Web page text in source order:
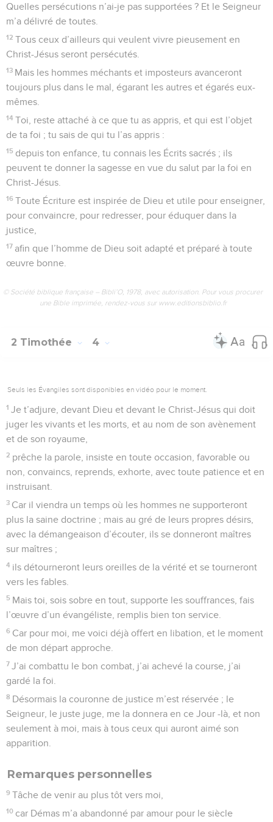
Quelles persécutions n’ai-je pas supportées ? Et le Seigneur
m’a délivré de toutes.
12 Tous ceux d’ailleurs qui veulent vivre pieusement en
Christ-Jésus seront persécutés.
13 Mais les hommes méchants et imposteurs avanceront
toujours plus dans le mal, égarant les autres et égarés eux-
mêmes.
14 Toi, reste attaché à ce que tu as appris, et qui est l’objet
de ta foi ; tu sais de qui tu l’as appris :
15 depuis ton enfance, tu connais les Écrits sacrés ; ils
peuvent te donner la sagesse en vue du salut par la foi en
Christ-Jésus.
16 Toute Écriture est inspirée de Dieu et utile pour enseigner,
pour convaincre, pour redresser, pour éduquer dans la
justice,
17 afin que l’homme de Dieu soit adapté et préparé à toute
œuvre bonne.
© Société biblique française – Bibli’O, 1978, avec autorisation. Pour vous procurer
une Bible imprimée, rendez-vous sur www.editionsbiblio.fr
2 Timothée 4
Seuls les Évangiles sont disponibles en vidéo pour le moment.
1 Je t’adjure, devant Dieu et devant le Christ-Jésus qui doit
juger les vivants et les morts, et au nom de son avènement
et de son royaume,
2 prêche la parole, insiste en toute occasion, favorable ou
non, convaincs, reprends, exhorte, avec toute patience et en
instruisant.
3 Car il viendra un temps où les hommes ne supporteront
plus la saine doctrine ; mais au gré de leurs propres désirs,
avec la démangeaison d’écouter, ils se donneront maîtres
sur maîtres ;
4 ils détourneront leurs oreilles de la vérité et se tourneront
vers les fables.
5 Mais toi, sois sobre en tout, supporte les souffrances, fais
l’œuvre d’un évangéliste, remplis bien ton service.
6 Car pour moi, me voici déjà offert en libation, et le moment
de mon départ approche.
7 J’ai combattu le bon combat, j’ai achevé la course, j’ai
gardé la foi.
8 Désormais la couronne de justice m’est réservée ; le
Seigneur, le juste juge, me la donnera en ce Jour -là, et non
seulement à moi, mais à tous ceux qui auront aimé son
apparition.
Remarques personnelles
9 Tâche de venir au plus tôt vers moi,
10 car Démas m’a abandonné par amour pour le siècle